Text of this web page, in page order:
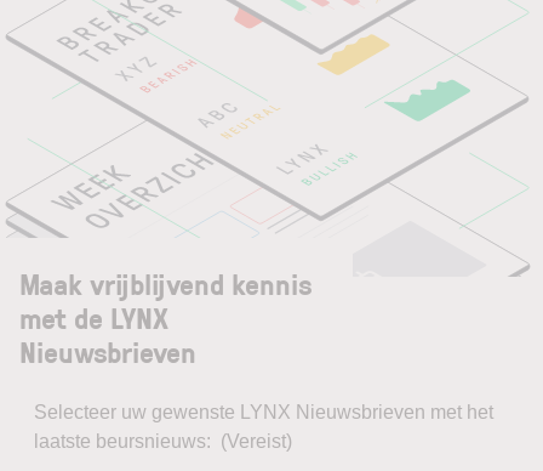
Maak vrijblijvend kennis
met de LYNX
Nieuwsbrieven
Selecteer uw gewenste LYNX Nieuwsbrieven met het
laatste beursnieuws: (Vereist)